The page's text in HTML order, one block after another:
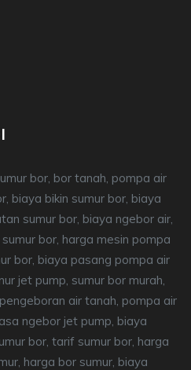
bor, bor tanah, pompa air
biaya bikin sumur bor, biaya
sumur bor, biaya ngebor air,
bor, harga mesin pompa
bor, biaya pasang pompa air
jet pump, sumur bor murah,
air tanah, pompa air
ngebor jet pump, biaya
bor, tarif sumur bor, harga
harga bor sumur, biaya